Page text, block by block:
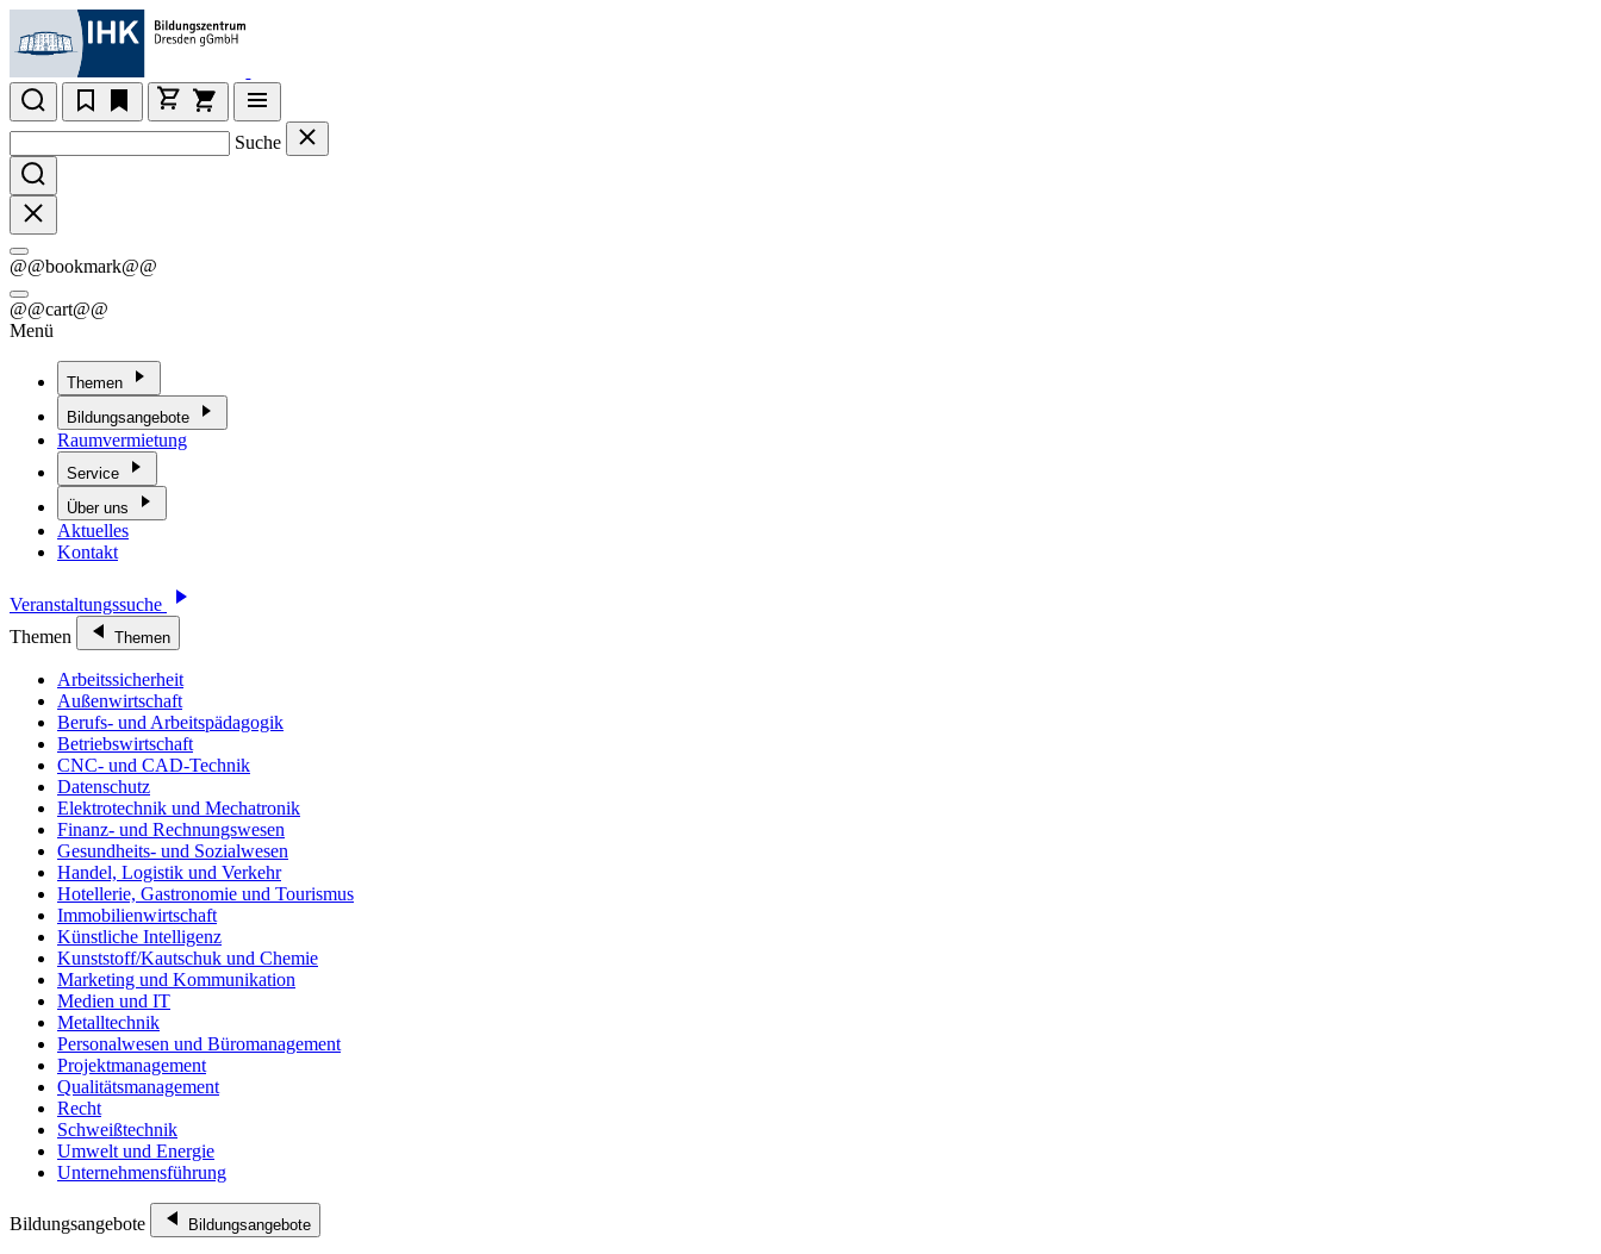
Suche
@@bookmark@@
@@cart@@
Menü
Themen
Bildungsangebote
Raumvermietung
Service
Über uns
Aktuelles
Kontakt
Veranstaltungssuche
Themen
Themen
Arbeitssicherheit
Außenwirtschaft
Berufs- und Arbeitspädagogik
Betriebswirtschaft
CNC- und CAD-Technik
Datenschutz
Elektrotechnik und Mechatronik
Finanz- und Rechnungswesen
Gesundheits- und Sozialwesen
Handel, Logistik und Verkehr
Hotellerie, Gastronomie und Tourismus
Immobilienwirtschaft
Künstliche Intelligenz
Kunststoff/Kautschuk und Chemie
Marketing und Kommunikation
Medien und IT
Metalltechnik
Personalwesen und Büromanagement
Projektmanagement
Qualitätsmanagement
Recht
Schweißtechnik
Umwelt und Energie
Unternehmensführung
Bildungsangebote Bildungsangebote